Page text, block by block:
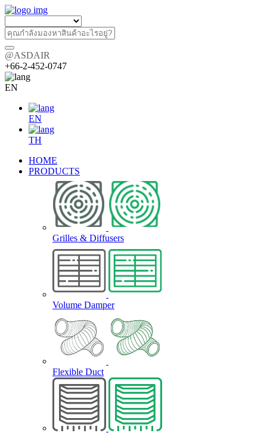
@ASDAIR
+66-2-452-0747
EN
EN
TH
HOME
PRODUCTS
Grilles & Diffusers
Volume Damper
Flexible Duct